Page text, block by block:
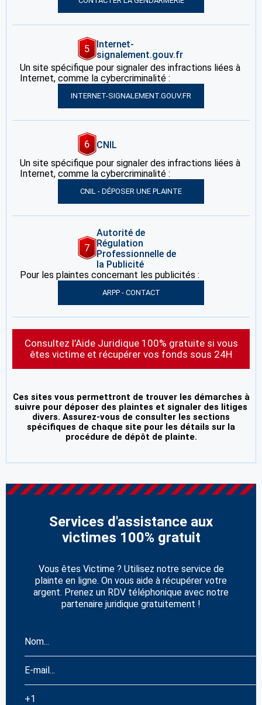
5
Internet-
signalement.gouv.fr
Un site spécifique pour signaler des infractions liées à
Internet, comme la cybercriminalité :
INTERNET-SIGNALEMENT.GOUV.FR
6
CNIL
Un site spécifique pour signaler des infractions liées à
Internet, comme la cybercriminalité :
CNIL - DÉPOSER UNE PLAINTE
7
Autorité de
Régulation
Professionnelle de
la Publicité
Pour les plaintes concernant les publicités :
ARPP - CONTACT
Consultez l’Aide Juridique 100% gratuite si vous
êtes victime et récupérer vos fonds sous 24H
Ces sites vous permettront de trouver les démarches à
suivre pour déposer des plaintes et signaler des litiges
divers. Assurez-vous de consulter les sections
spécifiques de chaque site pour les détails sur la
procédure de dépôt de plainte.
Services d'assistance aux
victimes 100% gratuit
Vous êtes Victime ? Utilisez notre service de
plainte en ligne. On vous aide à récupérer votre
argent. Prenez un RDV téléphonique avec notre
partenaire juridique gratuitement !